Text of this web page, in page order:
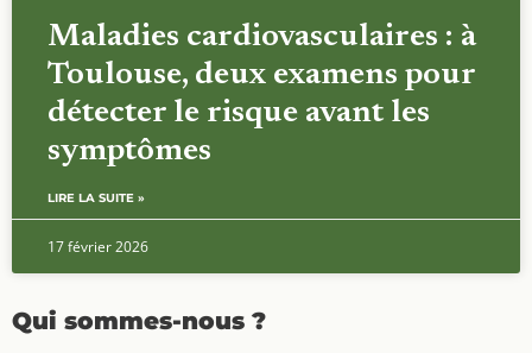
Maladies cardiovasculaires : à
Toulouse, deux examens pour
détecter le risque avant les
symptômes
LIRE LA SUITE »
17 février 2026
Qui sommes-nous ?